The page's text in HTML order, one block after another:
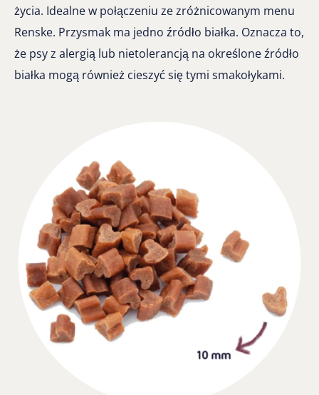
życia. Idealne w połączeniu ze zróżnicowanym menu
Renske. Przysmak ma jedno źródło białka. Oznacza to,
że psy z alergią lub nietolerancją na określone źródło
białka mogą również cieszyć się tymi smakołykami.